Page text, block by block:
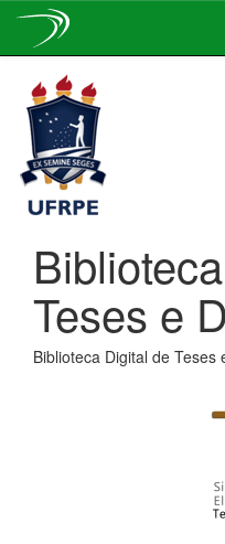
navigation
Teses e
Biblioteca Digital de Teses